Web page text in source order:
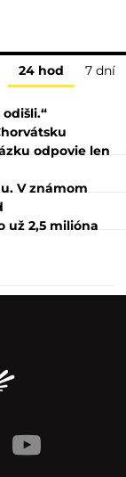
24 hod 7 dní
odpovie len
V známom
už 2,5 milióna